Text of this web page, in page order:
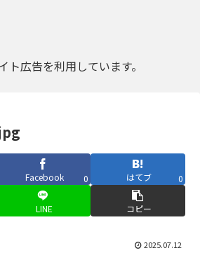
広告を利用しています。
Facebook 0 はてブ 0
LINE コピー
2025.07.12